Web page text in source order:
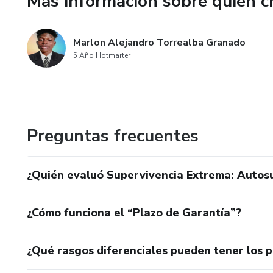
- 100% Práctico e
- Actualizado al 2026.
✅ Ebook Principal: Guía
✅ BONUS 1: 50 Proyectos
✅ BONUS 3: Pack Exclusivo
Marlon Alejandro Torrealba Granado
5 Año Hotmarter
Preguntas frecuentes
¿Quién evaluó Supervivencia Extrema:
¿Cómo funciona el “Plazo de Garantía”?
¿Qué rasgos diferenciales pueden tener los